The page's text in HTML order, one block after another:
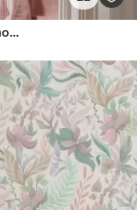
Arches avec des fleurs roses dans un motif de style folklorique